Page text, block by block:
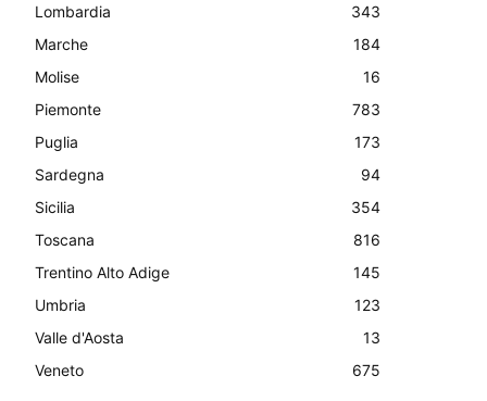
Lombardia
343
Marche
184
Molise
16
Piemonte
783
Puglia
173
Sardegna
94
Sicilia
354
Toscana
816
Trentino Alto Adige
145
Umbria
123
Valle d'Aosta
13
Veneto
675